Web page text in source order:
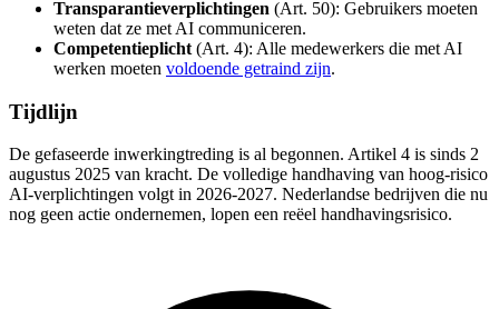
Transparantieverplichtingen (Art. 50): Gebruikers moeten
weten dat ze met AI communiceren.
Competentieplicht (Art. 4): Alle medewerkers die met AI
werken moeten voldoende getraind zijn.
Tijdlijn
De gefaseerde inwerkingtreding is al begonnen. Artikel 4 is sinds 2
augustus 2025 van kracht. De volledige handhaving van hoog-risico
AI-verplichtingen volgt in 2026-2027. Nederlandse bedrijven die nu
nog geen actie ondernemen, lopen een reëel handhavingsrisico.